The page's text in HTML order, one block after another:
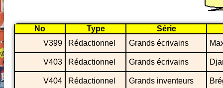
No Type
Série
V399
Rédactionnel Grands écrivains
V403 Rédactionnel Grands écrivains
V404 Rédactionnel Grands inventeurs